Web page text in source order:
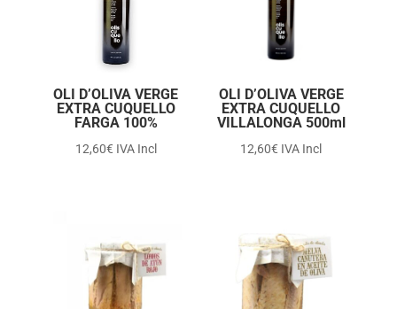
OLI D’OLIVA VERGE
EXTRA CUQUELLO
FARGA 100%
12,60€ IVA Incl
OLI D’OLIVA VERGE
EXTRA CUQUELLO
VILLALONGA 500ml
12,60€ IVA Incl